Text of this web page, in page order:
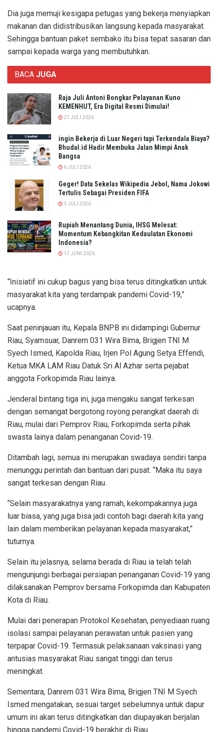
Dia juga memuji kesigapa petugas yang bekerja menyiapkan
makanan dan didistribusikan langsung kepada masyarakat.
Sehingga bantuan paket sembako itu bisa tepat sasaran dan
sampai kepada warga yang membutuhkan.
BACA JUGA
Raja Juli Antoni Bongkar Pelayanan Kuno
KEMENHUT, Era Digital Resmi Dimulai!
27 JULI 2026
ingin Bekerja di Luar Negeri tapi Terkendala Biaya?
Bhudal.id Hadir Membuka Jalan Mimpi Anak
Bangsa
6 JULI 2026
Geger! Data Sekelas Wikipedia Jebol, Nama Jokowi
Tertulis Sebagai Presiden FIFA
3 JULI 2026
Rupiah Menantang Dunia, IHSG Melesat:
Momentum Kebangkitan Kedaulatan Ekonomi
Indonesia?
17 JUNI 2026
“Inisiatif ini cukup bagus yang bisa terus ditingkatkan untuk
masyarakat kita yang terdampak pandemi Covid-19,”
ucapnya.
Saat peninjauan itu, Kepala BNPB ini didampingi Gubernur
Riau, Syamsuar, Danrem 031 Wira Bima, Brigjen TNI M
Syech Ismed, Kapolda Riau, Irjen Pol Agung Setya Effendi,
Ketua MKA LAM Riau Datuk Sri Al Azhar serta pejabat
anggota Forkopimda Riau lainya.
Jenderal bintang tiga ini, juga mengaku sangat terkesan
dengan semangat bergotong royong perangkat daerah di
Riau, mulai dari Pemprov Riau, Forkopimda serta pihak
swasta lainya dalam penanganan Covid-19.
Ditambah lagi, semua ini merupakan swadaya sendiri tanpa
menunggu perintah dan bantuan dari pusat. “Maka itu saya
sangat terkesan dengan Riau.
“Selain masyarakatnya yang ramah, kekompakannya juga
luar biasa, yang juga bisa jadi contoh bagi daerah kita yang
lain dalam memberikan pelayanan kepada masyarakat,”
tuturnya.
Selain itu jelasnya, selama berada di Riau ia telah telah
mengunjungi berbagai persiapan penanganan Covid-19 yang
dilaksanakan Pemprov bersama Forkopimda dan Kabupaten
Kota di Riau.
Mulai dari penerapan Protokol Kesehatan, penyediaan ruang
isolasi sampai pelayanan perawatan untuk pasien yang
terpapar Covid-19. Termasuk pelaksanaan vaksinasi yang
antusias masyarakat Riau sangat tinggi dan terus
meningkat.
Sementara, Danrem 031 Wira Bima, Brigjen TNI M Syech
Ismed mengatakan, sesuai target sebelumnya untuk dapur
umum ini akan terus ditingkatkan dan diupayakan berjalan
hingga pandemi Covid-19 berakhir di Riau.